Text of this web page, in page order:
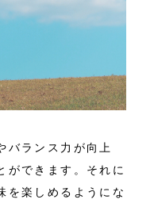
バランス力が向上
ができます。それに
を楽しめるようにな